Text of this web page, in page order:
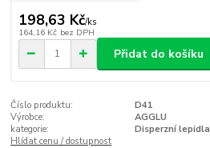
198,63 Kč/ks
164,16 Kč bez DPH
Přidat do košíku
Číslo produktu:
D41
Výrobce:
AGGLU
kategorie:
Disperzní lepidla
Hlídat cenu / dostupnost